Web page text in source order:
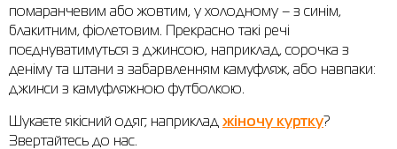
помаранчевим або жовтим, у холодному – з синім,
блакитним, фіолетовим. Прекрасно такі речі
поєднуватимуться з джинсою, наприклад, сорочка з
деніму та штани з забарвленням камуфляж, або навпаки:
джинси з камуфляжною футболкою.
Шукаєте якісний одяг, наприклад жіночу куртку?
Звертайтесь до нас.